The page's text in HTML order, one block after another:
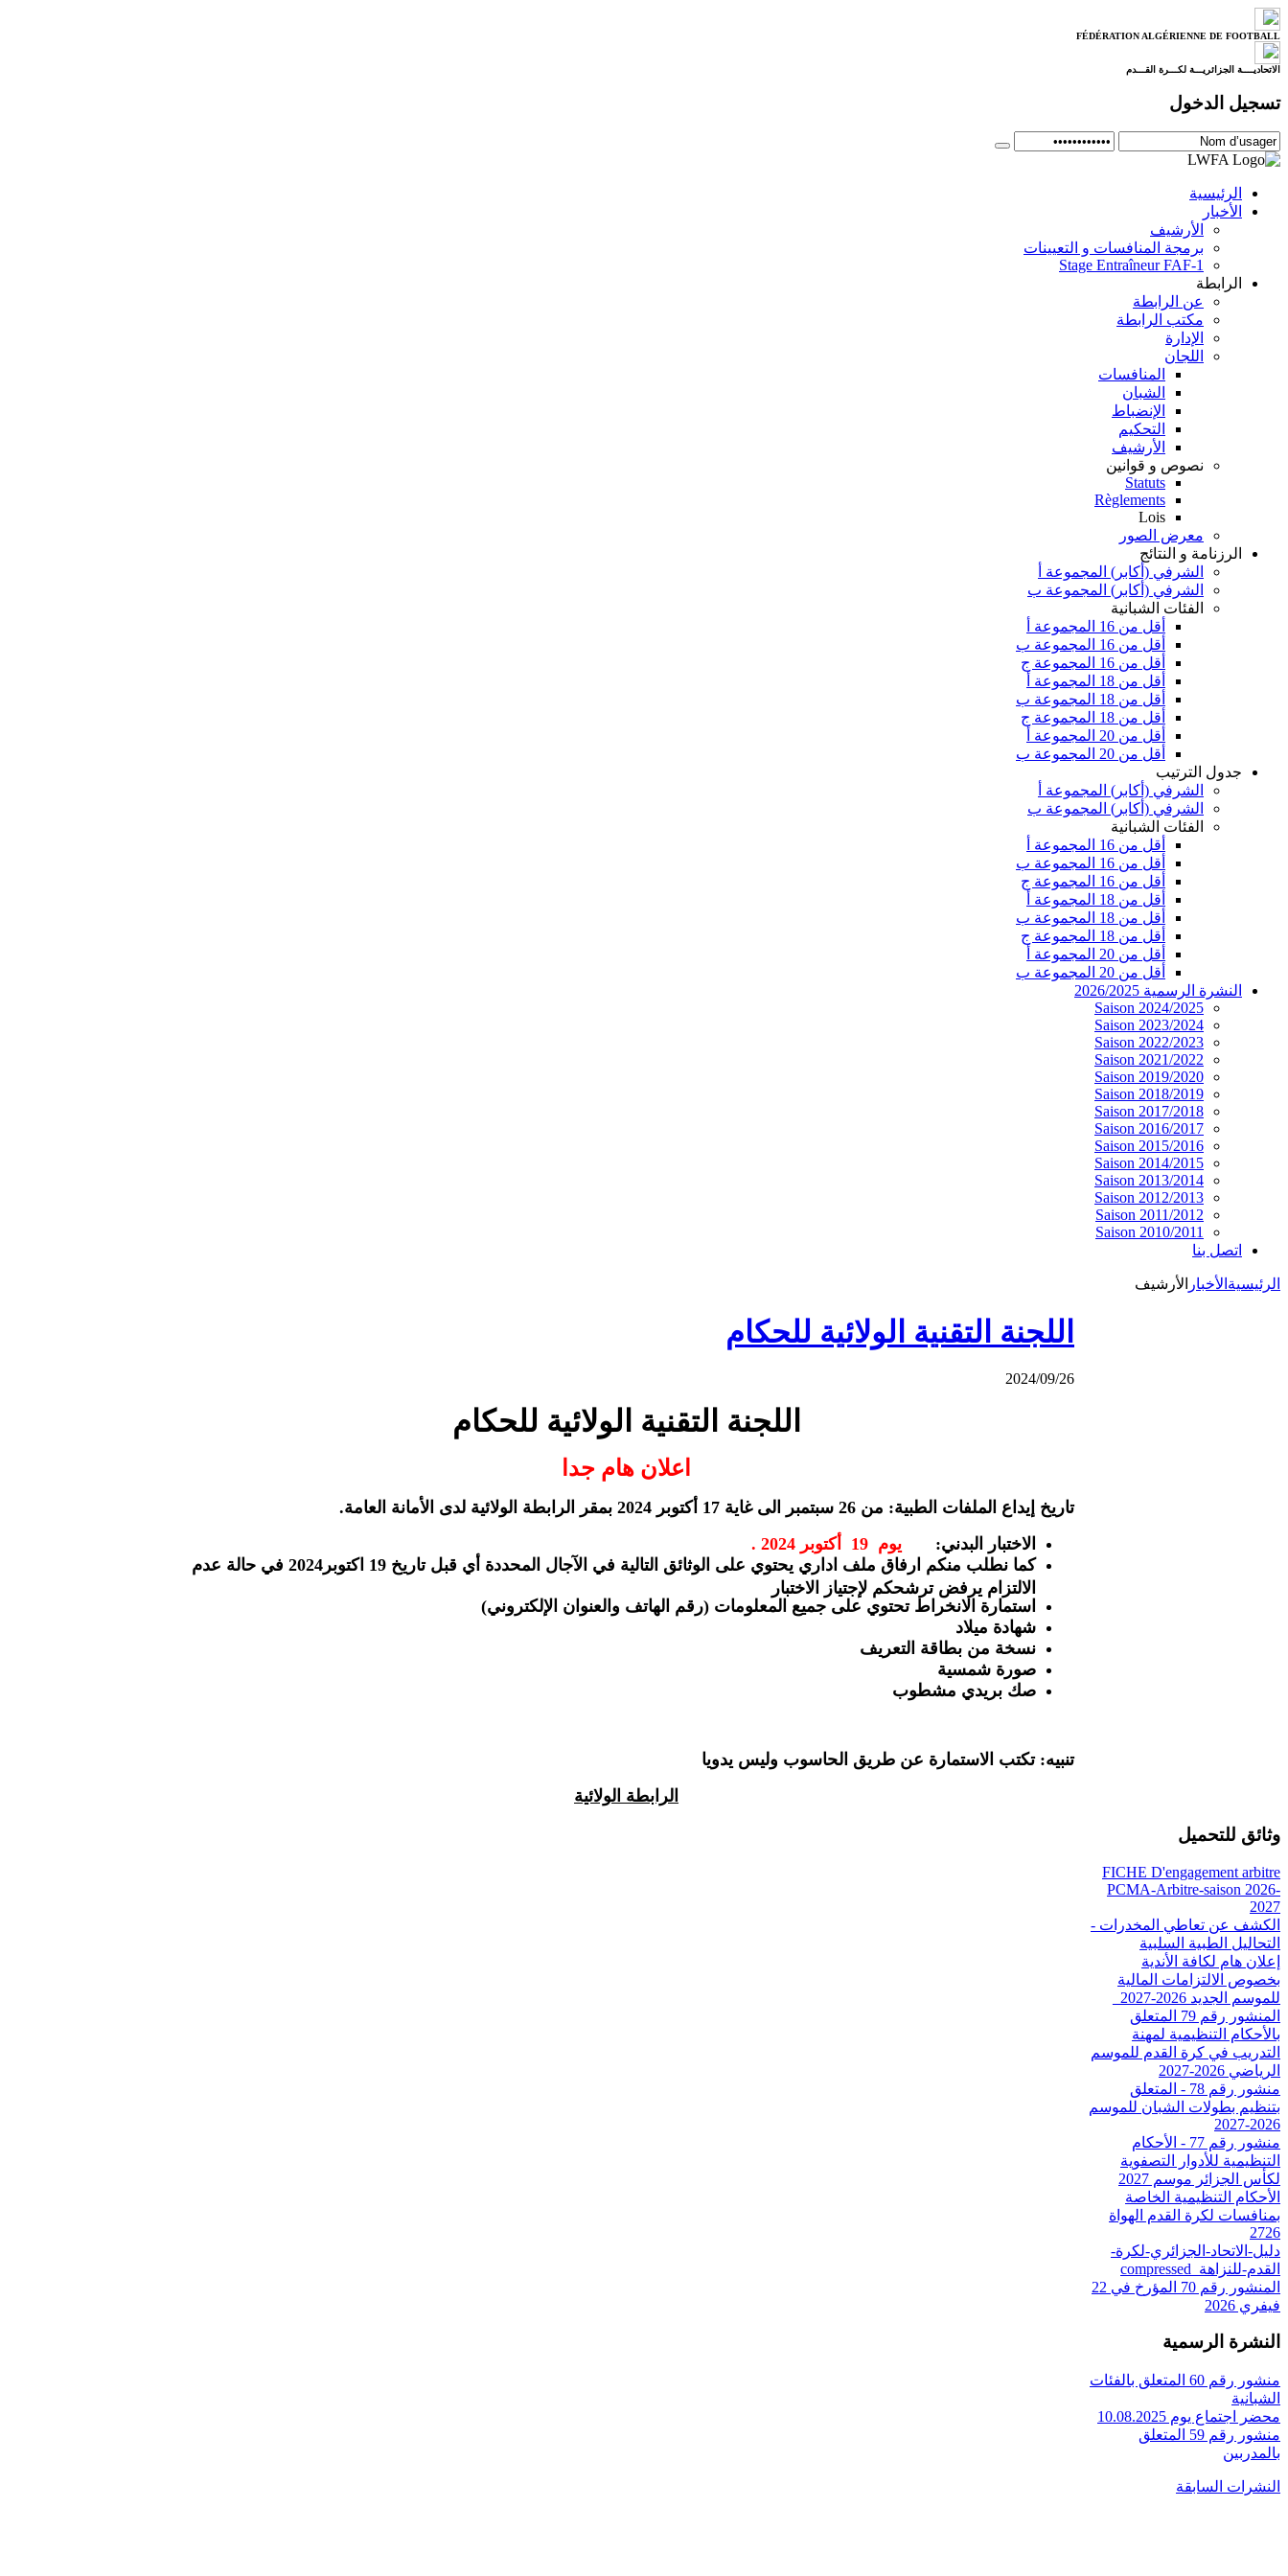
FÉDÉRATION ALGÉRIENNE DE FOOTBALL
الاتحاديــــة الجزائريـــة لكـــرة القـــدم
تسجيل الدخول
الرئيسية
الأخبار
الأرشيف
برمجة المنافسات و التعيينات
Stage Entraîneur FAF-1
الرابطة
عن الرابطة
مكتب الرابطة
الإدارة
اللجان
المنافسات
الشبان
الإنضباط
التحكيم
الأرشيف
نصوص و قوانين
Statuts
Règlements
Lois
معرض الصور
الرزنامة و النتائج
الشرفي (أكابر) المجموعة أ
الشرفي (أكابر) المجموعة ب
الفئات الشبانية
أقل من 16 المجموعة أ
أقل من 16 المجموعة ب
أقل من 16 المجموعة ج
أقل من 18 المجموعة أ
أقل من 18 المجموعة ب
أقل من 18 المجموعة ج
أقل من 20 المجموعة أ
أقل من 20 المجموعة ب
جدول الترتيب
الشرفي (أكابر) المجموعة أ
الشرفي (أكابر) المجموعة ب
الفئات الشبانية
أقل من 16 المجموعة أ
أقل من 16 المجموعة ب
أقل من 16 المجموعة ج
أقل من 18 المجموعة أ
أقل من 18 المجموعة ب
أقل من 18 المجموعة ج
أقل من 20 المجموعة أ
أقل من 20 المجموعة ب
النشرة الرسمية 2026/2025
Saison 2024/2025
Saison 2023/2024
Saison 2022/2023
Saison 2021/2022
Saison 2019/2020
Saison 2018/2019
Saison 2017/2018
Saison 2016/2017
Saison 2015/2016
Saison 2014/2015
Saison 2013/2014
Saison 2012/2013
Saison 2011/2012
Saison 2010/2011
اتصل بنا
الرئيسية الأخبار الأرشيف
اللجنة التقنية الولائية للحكام
2024/09/26
اللجنة التقنية الولائية للحكام
اعلان هام جدا
تاريخ إيداع الملفات الطبية: من 26 سبتمبر الى غاية 17 أكتوبر 2024 بمقر الرابطة الولائية لدى الأمانة العامة.
الاختبار البدني:
يوم 19 أكتوبر 2024
.
كما نطلب منكم ارفاق ملف اداري يحتوي على الوثائق التالية في الآجال المحددة أي قبل تاريخ 19 اكتوبر
2024 في حالة عدم
الالتزام يرفض ترشحكم لإجتياز الاختبار
استمارة الانخراط تحتوي على جميع المعلومات (رقم الهاتف والعنوان الإلكتروني)
شهادة ميلاد
نسخة من بطاقة التعريف
صورة شمسية
صك بريدي مشطوب
تنبيه: تكتب الاستمارة عن طريق الحاسوب وليس يدويا
الرابطة الولائية
وثائق للتحميل
FICHE D'engagement arbitre
PCMA-Arbitre-saison 2026-
2027
الكشف عن تعاطي المخدرات -
التحاليل الطبية السلبية
إعلان هام لكافة الأندية
بخصوص الالتزامات المالية
للموسم الجديد 2026-2027_
المنشور رقم 79 المتعلق
بالأحكام التنظيمية لمهنة
التدريب في كرة القدم للموسم
الرياضي 2026-2027
منشور رقم 78 - المتعلق
بتنظيم بطولات الشبان للموسم
2026-2027
منشور رقم 77 - الأحكام
التنظيمية للأدوار التصفوية
لكأس الجزائر موسم 2027
الأحكام التنظيمية الخاصة
بمنافسات لكرة القدم الهواة
2726
دليل-الاتحاد-الجزائري-لكرة-
القدم-للنزاهة_compressed
المنشور رقم 70 المؤرخ في 22
فيفري 2026
النشرة الرسمية
منشور رقم 60 المتعلق بالفئات
الشبانية
محضر اجتماع يوم 10.08.2025
منشور رقم 59 المتعلق
بالمدربين
النشرات السابقة